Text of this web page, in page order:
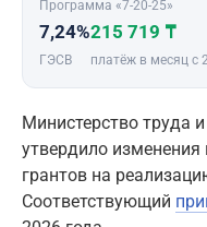
Программа «7-20-25»
7,24%
ГЭСВ
215 719 ₸
платёж в месяц с
Министерство труда
утвердило
грантов на
Соответствующий